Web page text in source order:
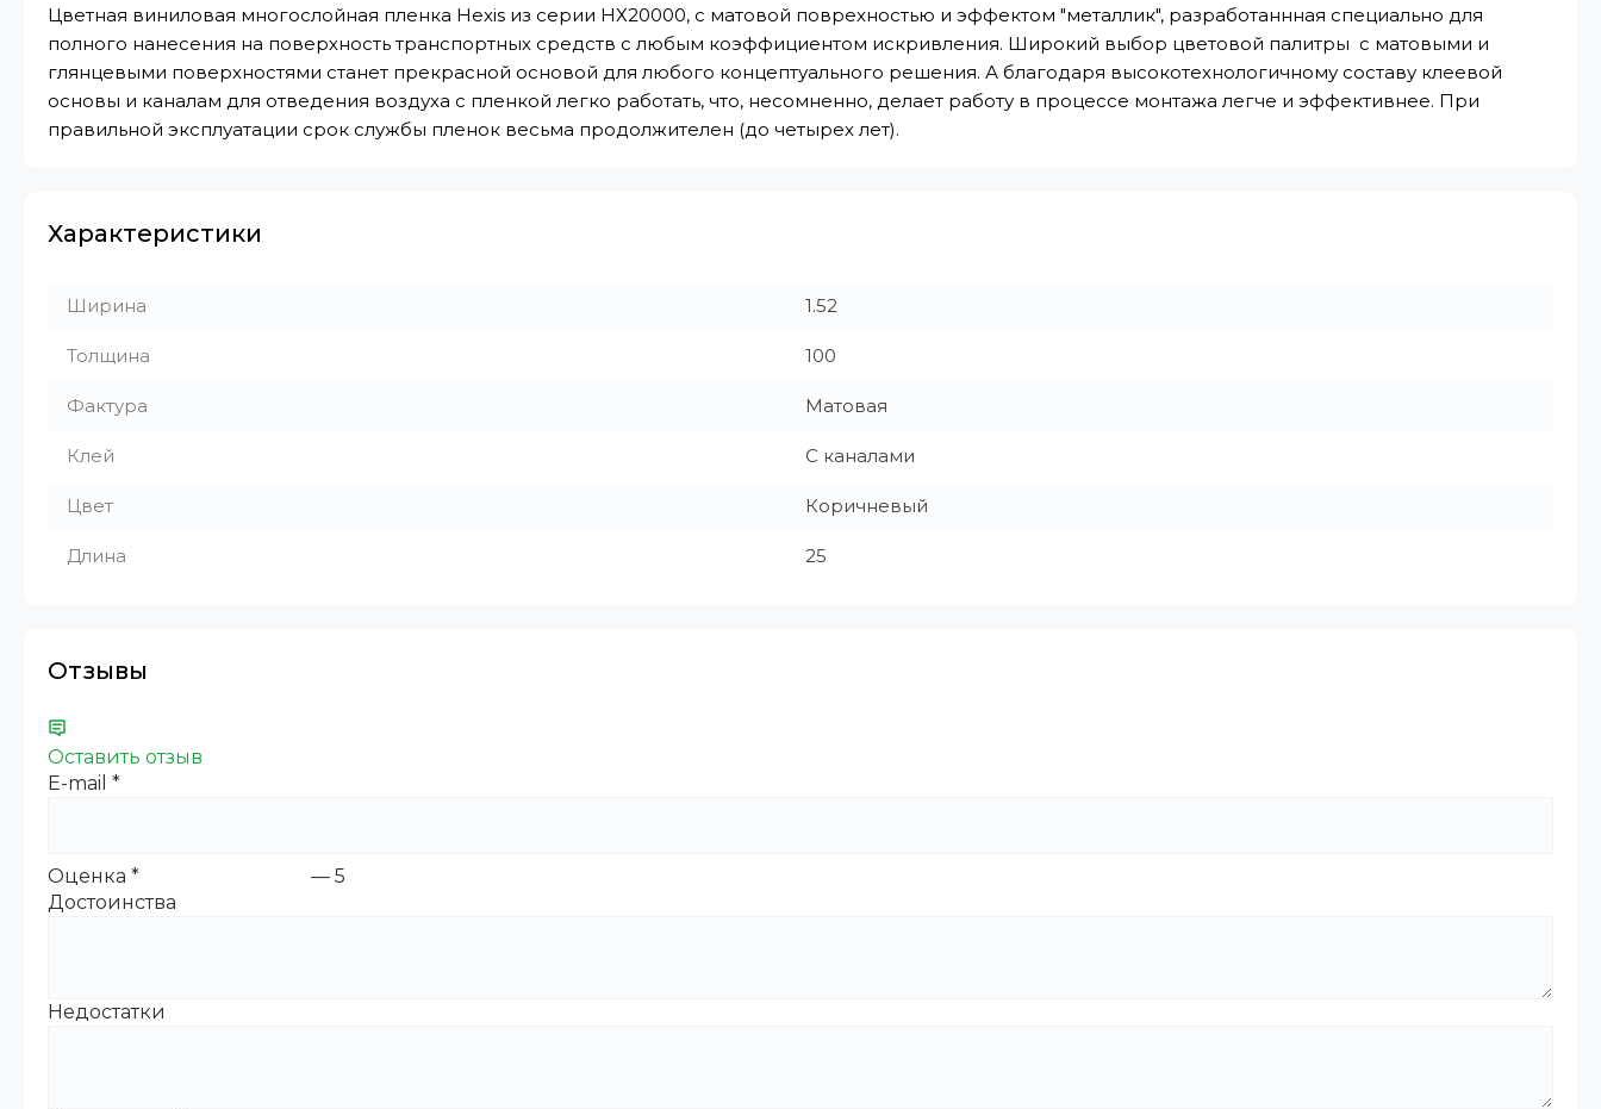
Цветная виниловая многослойная пленка Hexis из серии НХ20000, с матовой поврехностью и эффектом "металлик", разработаннная специально для
полного нанесения на поверхность транспортных средств с любым коэффициентом искривления. Широкий выбор цветовой палитры с матовыми и
глянцевыми поверхностями станет прекрасной основой для любого концептуального решения. А благодаря высокотехнологичному составу клеевой
основы и каналам для отведения воздуха с пленкой легко работать, что, несомненно, делает работу в процессе монтажа легче и эффективнее. При
правильной эксплуатации срок службы пленок весьма продолжителен (до четырех лет).
Характеристики
Ширина 1.52
Толщина 100
Фактура Матовая
Клей С каналами
Цвет Коричневый
Длина 25
Отзывы
Оставить отзыв
E-mail *
Оценка * — 5
Достоинства
Недостатки